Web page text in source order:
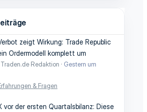
zeigt Wirkung: Trade Republic
Ordermodell komplett um
Redaktion
Gestern um
& Fragen
vor der ersten Quartalsbilanz: Diese